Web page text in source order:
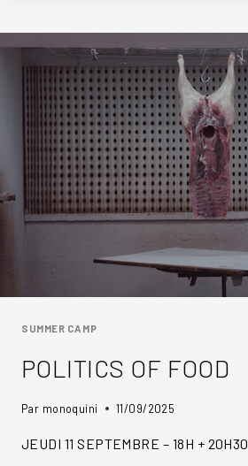
SUMMER CAMP
POLITICS OF FOOD
Par monoquini 11/09/2025
JEUDI 11 SEPTEMBRE – 18H + 20H30